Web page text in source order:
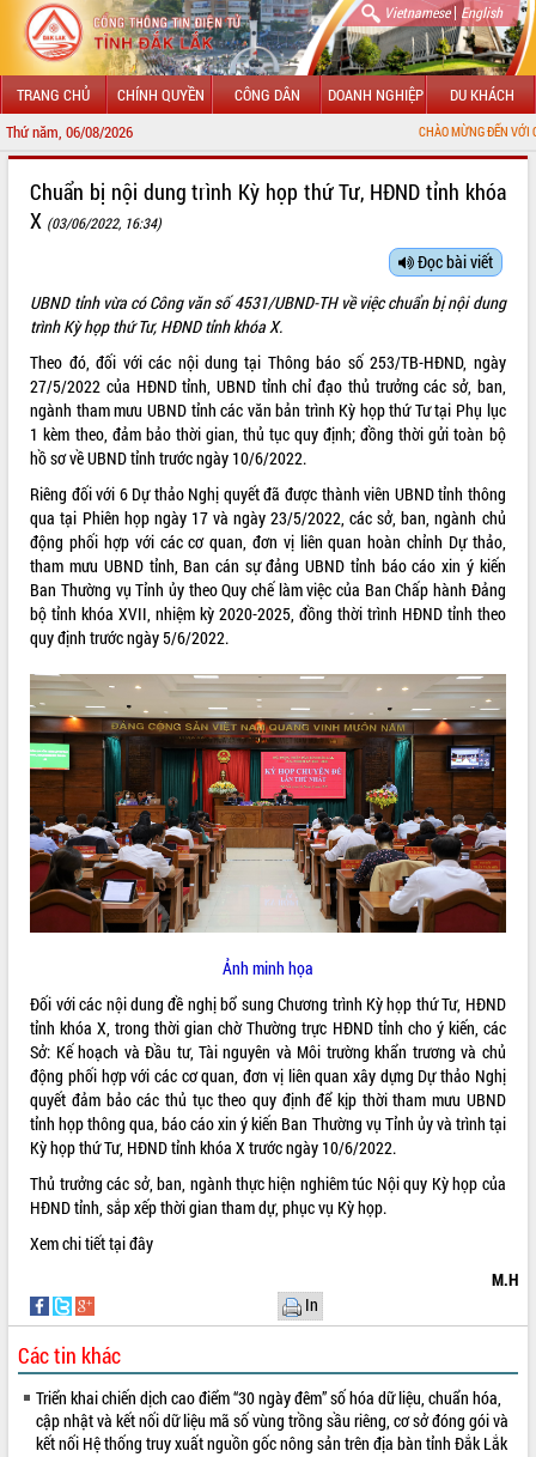
Vietnamese| English
TRANG CHỦ CHÍNH QUYỀN CÔNG DÂN DOANH NGHIỆP DU KHÁCH
Thứ năm, 06/08/2026 CHÀO MỪNG ĐẾN VỚI CỔNG
LÃNH ĐẠO UBND TỈNH
SỞ, BAN, NGÀNH
UBND CÁC XÃ, PHƯỜNG
THÔNG TIN CHỈ ĐẠO ĐIỀU HÀNH
HỆ THỐNG VĂN BẢN
VĂN BẢN HĐND TỈNH
ĐIỂM TIN VĂN BẢN
QUY HOẠCH - KẾ HOẠCH
VIDEO
Không có file video nào để phát.
ALBUM ẢNH
LIÊN KẾT WEB
Chuẩn bị nội dung trình Kỳ họp thứ Tư, HĐND tỉnh khóa
X (03/06/2022, 16:34)
Đọc bài viết
UBND tỉnh vừa có Công văn số 4531/UBND-TH về việc chuẩn bị nội dung
trình Kỳ họp thứ Tư, HĐND tỉnh khóa X.
Theo đó, đối với các nội dung tại Thông báo số 253/TB-HĐND, ngày
27/5/2022 của HĐND tỉnh, UBND tỉnh chỉ đạo thủ trưởng các sở, ban,
ngành tham mưu UBND tỉnh các văn bản trình Kỳ họp thứ Tư tại Phụ lục
1 kèm theo, đảm bảo thời gian, thủ tục quy định; đồng thời gửi toàn bộ
hồ sơ về UBND tỉnh trước ngày 10/6/2022.
Riêng đối với 6 Dự thảo Nghị quyết đã được thành viên UBND tỉnh thông
qua tại Phiên họp ngày 17 và ngày 23/5/2022, các sở, ban, ngành chủ
động phối hợp với các cơ quan, đơn vị liên quan hoàn chỉnh Dự thảo,
tham mưu UBND tỉnh, Ban cán sự đảng UBND tỉnh báo cáo xin ý kiến
Ban Thường vụ Tỉnh ủy theo Quy chế làm việc của Ban Chấp hành Đảng
bộ tỉnh khóa XVII, nhiệm kỳ 2020-2025, đồng thời trình HĐND tỉnh theo
quy định trước ngày 5/6/2022.
Ảnh minh họa
Đối với các nội dung đề nghị bổ sung Chương trình Kỳ họp thứ Tư, HĐND
tỉnh khóa X, trong thời gian chờ Thường trực HĐND tỉnh cho ý kiến, các
Sở: Kế hoạch và Đầu tư, Tài nguyên và Môi trường khẩn trương và chủ
động phối hợp với các cơ quan, đơn vị liên quan xây dựng Dự thảo Nghị
quyết đảm bảo các thủ tục theo quy định để kịp thời tham mưu UBND
tỉnh họp thông qua, báo cáo xin ý kiến Ban Thường vụ Tỉnh ủy và trình tại
Kỳ họp thứ Tư, HĐND tỉnh khóa X trước ngày 10/6/2022.
Thủ trưởng các sở, ban, ngành thực hiện nghiêm túc Nội quy Kỳ họp của
HĐND tỉnh, sắp xếp thời gian tham dự, phục vụ Kỳ họp.
Xem chi tiếttại đây
M.H
In
Các tin khác
Triển khai chiến dịch cao điểm “30 ngày đêm” số hóa dữ liệu, chuẩn hóa,
cập nhật và kết nối dữ liệu mã số vùng trồng sầu riêng, cơ sở đóng gói và
kết nối Hệ thống truy xuất nguồn gốc nông sản trên địa bàn tỉnh Đắk Lắk